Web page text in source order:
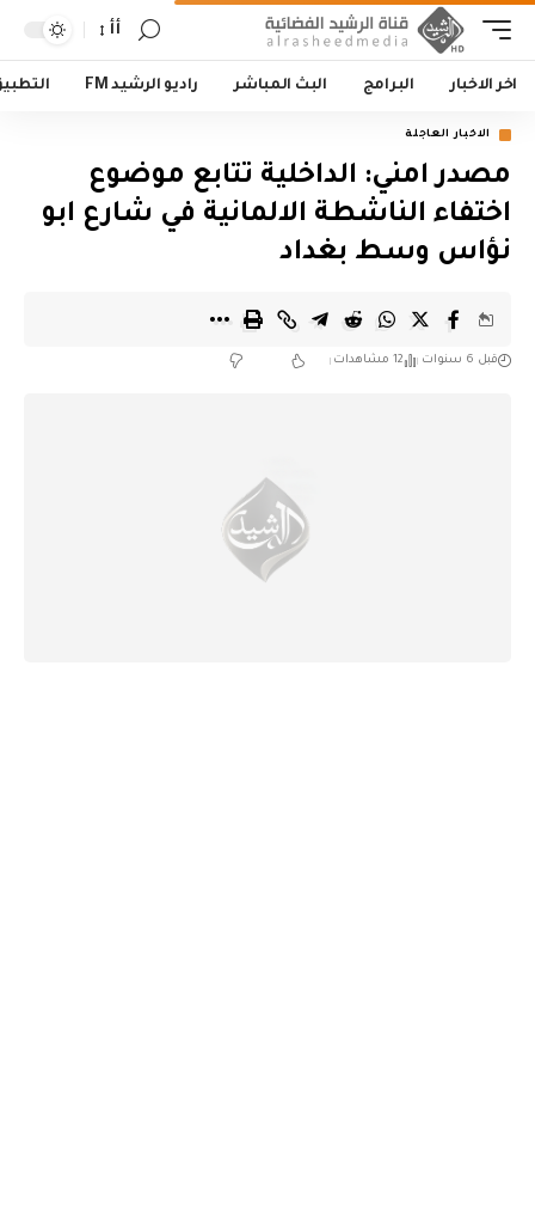
أأ
اخر الاخبار البرامج البث المباشر راديو الرشيد FM
الاخبار العاجلة
مصدر امني: الداخلية تتابع موضوع
اختفاء الناشطة الالمانية في شارع ابو
نؤاس وسط بغداد
قبل 6 سنوات 12 مشاهدات